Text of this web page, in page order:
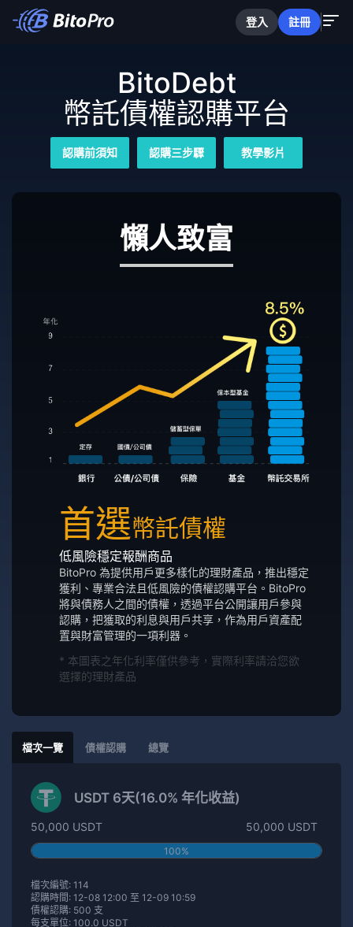
登入 註冊
BitoDebt
幣託債權認購平台
認購前須知 認購三步驟 教學影片
懶人致富
首選幣託債權
低風險穩定報酬商品
BitoPro 為提供用戶更多樣化的理財產品，推出穩定
獲利、專業合法且低風險的債權認購平台。BitoPro
將與債務人之間的債權，透過平台公開讓用戶參與
認購，把獲取的利息與用戶共享，作為用戶資產配
置與財富管理的一項利器。
* 本圖表之年化利率僅供參考，實際利率請洽您欲
選擇的理財產品
檔次一覽 債權認購 總覽
USDT 6天(16.0% 年化收益)
50,000 USDT 50,000 USDT
100%
檔次編號: 114
認購時間: 12-08 12:00 至 12-09 10:59
債權認購: 500 支
每支單位: 100.0 USDT